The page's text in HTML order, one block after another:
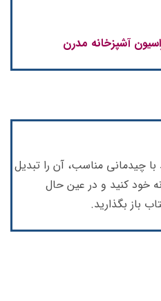
با چیدمانی مناسب، آن را تبدیل
خود کنید و در عین حال
باز بگذارید.